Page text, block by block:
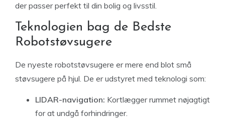
der passer perfekt til din bolig og livsstil.
Teknologien bag de Bedste
Robotstøvsugere
De nyeste robotstøvsugere er mere end blot små
støvsugere på hjul. De er udstyret med teknologi som:
LIDAR-navigation: Kortlægger rummet nøjagtigt
for at undgå forhindringer.